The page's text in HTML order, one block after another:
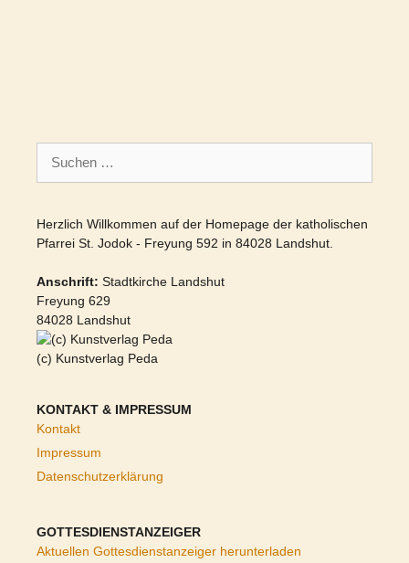
nach:
Herzlich Willkommen auf der Homepage der katholischen
Pfarrei St. Jodok - Freyung 592 in 84028 Landshut.
Anschrift: Stadtkirche Landshut
Freyung 629
84028 Landshut
(c) Kunstverlag Peda
KONTAKT & IMPRESSUM
Kontakt
Impressum
Datenschutzerklärung
GOTTESDIENSTANZEIGER
Aktuellen Gottesdienstanzeiger herunterladen